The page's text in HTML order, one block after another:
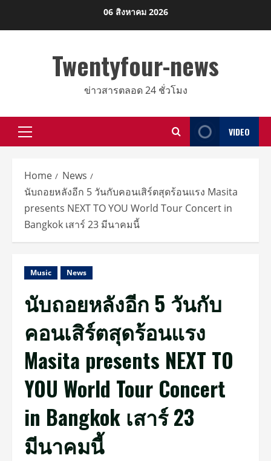
06 สิงหาคม 2026
Twentyfour-news
ข่าวสารตลอด 24 ชั่วโมง
Primary
VIDEO
Home
News
นับถอยหลังอีก 5 วันกับคอนเสิร์ตสุดร้อนแรง Masita
presents NEXT TO YOU World Tour Concert in
Bangkok เสาร์ 23 มีนาคมนี้
Music News
นับถอยหลังอีก 5 วันกับ
คอนเสิร์ตสุดร้อนแรง
Masita presents NEXT TO
YOU World Tour Concert
in Bangkok เสาร์ 23
มีนาคมนี้